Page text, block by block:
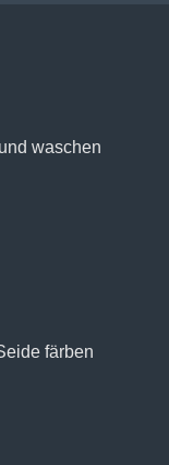
waschen
färben